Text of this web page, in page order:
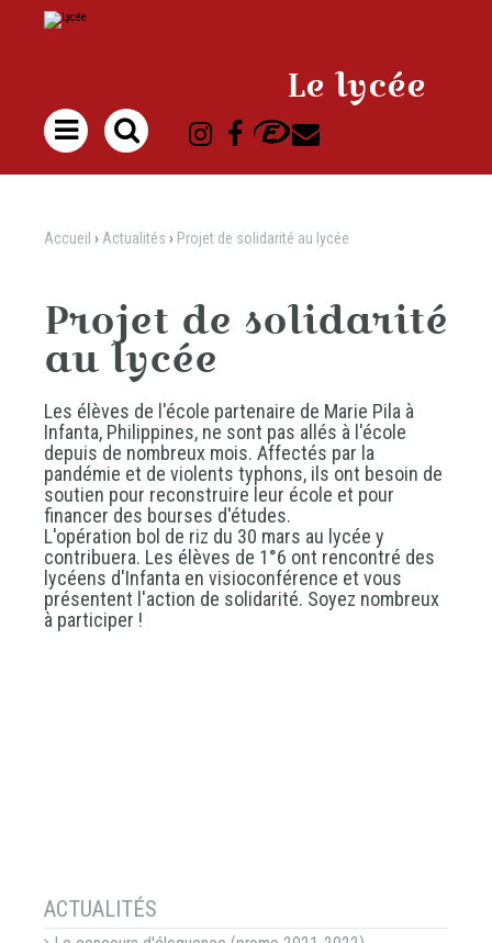
au
contenu.
personnels
Le lycée

Accueil › Actualités › Projet de solidarité au lycée
Projet de solidarité
au lycée
Les élèves de l'école partenaire de Marie Pila à
Infanta, Philippines, ne sont pas allés à l'école
depuis de nombreux mois. Affectés par la
pandémie et de violents typhons, ils ont besoin de
soutien pour reconstruire leur école et pour
financer des bourses d'études.
L'opération bol de riz du 30 mars au lycée y
contribuera. Les élèves de 1°6 ont rencontré des
lycéens d'Infanta en visioconférence et vous
présentent l'action de solidarité. Soyez nombreux
à participer !
NAVIGATION
ACTUALITÉS